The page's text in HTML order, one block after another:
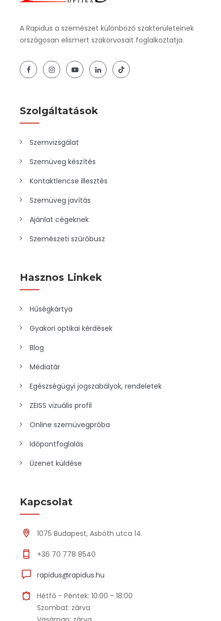
A Rapidus a szemészet különböző szakterületeinek
országosan elismert szakorvosait foglalkoztatja.
Szolgáltatások
Szemvizsgálat
Szemüveg készítés
Kontaktlencse illesztés
Szemüveg javítás
Ajánlat cégeknek
Szemészeti szűrőbusz
Hasznos Linkek
Hűségkártya
Gyakori optikai kérdések
Blog
Médiatár
Egészségügyi jogszabályok, rendeletek
ZEISS vizuális profil
Online szemüvegpróba
Időpontfoglalás
Üzenet küldése
Kapcsolat
1075 Budapest, Asbóth utca 14.
+36 70 778 8540
rapidus@rapidus.hu
Hétfő - Péntek: 10:00 - 18:00
Szombat: zárva